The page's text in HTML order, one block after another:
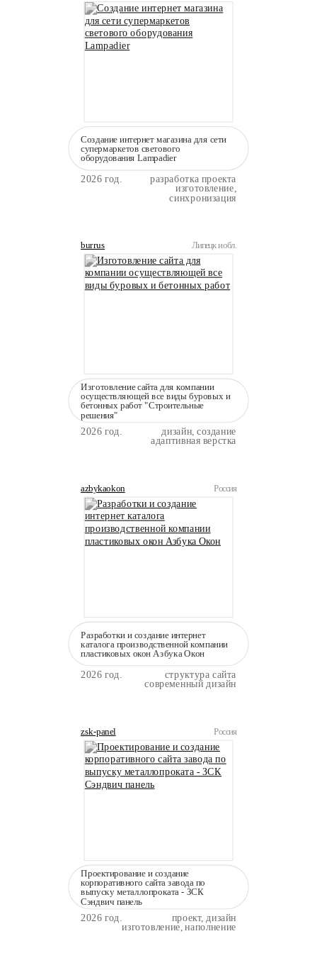
Создание интернет магазина для сети
супермаркетов светового
оборудования Lampadier
2026 год. разработка проекта
изготовление,
синхронизация
burrus Липецк и обл.
Изготовление сайта для компании
осуществляющей все виды буровых и
бетонных работ "Строительные
решения"
2026 год. дизайн, создание
адаптивная верстка
azbykaokon Россия
Разработки и создание интернет
каталога производственной компании
пластиковых окон Азбука Окон
2026 год. структура сайта
современный дизайн
zsk-panel Россия
Проектирование и создание
корпоративного сайта завода по
выпуску металлопроката - ЗСК
Сэндвич панель
2026 год.
проект, дизайн
изготовление, наполнение